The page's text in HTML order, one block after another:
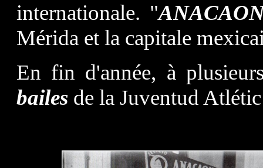
internationale. "
Mérida et la capitale
En fin d'année, à
bailesde la Juventud